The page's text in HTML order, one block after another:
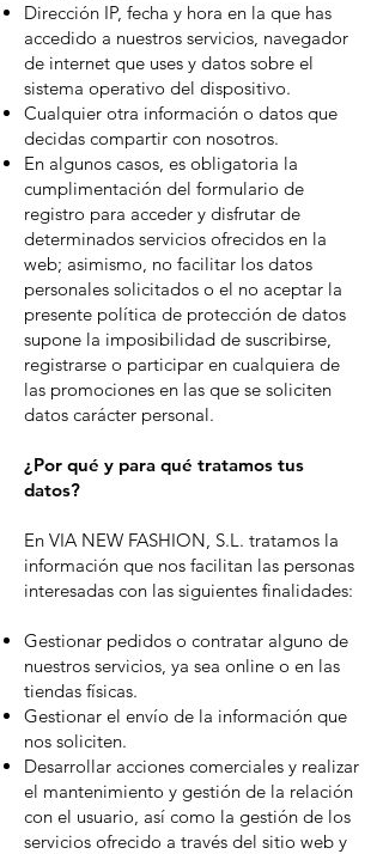
Dirección IP, fecha y hora en la que has
accedido a nuestros servicios, navegador
de internet que uses y datos sobre el
sistema operativo del dispositivo.
Cualquier otra información o datos que
decidas compartir con nosotros.
En algunos casos, es obligatoria la
cumplimentación del formulario de
registro para acceder y disfrutar de
determinados servicios ofrecidos en la
web; asimismo, no facilitar los datos
personales solicitados o el no aceptar la
presente política de protección de datos
supone la imposibilidad de suscribirse,
registrarse o participar en cualquiera de
las promociones en las que se soliciten
datos carácter personal.
¿Por qué y para qué tratamos tus
datos?
En VIA NEW FASHION, S.L. tratamos la
información que nos facilitan las personas
interesadas con las siguientes finalidades:
Gestionar pedidos o contratar alguno de
nuestros servicios, ya sea online o en las
tiendas físicas.
Gestionar el envío de la información que
nos soliciten.
Desarrollar acciones comerciales y realizar
el mantenimiento y gestión de la relación
con el usuario, así como la gestión de los
servicios ofrecido a través del sitio web y